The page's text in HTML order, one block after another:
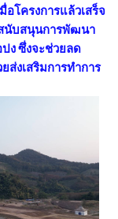
โครงการแล้วเสร็จ
นับสนุนการพัฒนา
ง ซึ่งจะช่วยลด
งเสริมการทำการ